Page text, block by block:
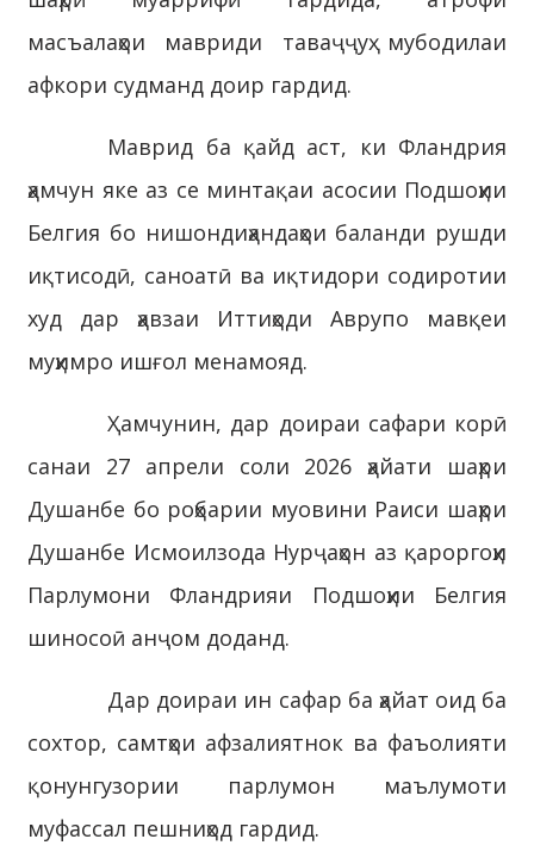
масъалаҳои мавриди таваҷҷуҳ мубодилаи
афкори судманд доир гардид.
Маврид ба қайд аст, ки Фландрия
ҳамчун яке аз се минтақаи асосии Подшоҳии
Белгия бо нишондиҳандаҳои баланди рушди
иқтисодӣ, саноатӣ ва иқтидори содиротии
худ дар ҳавзаи Иттиҳоди Аврупо мавқеи
муҳимро ишғол менамояд.
Ҳамчунин, дар доираи сафари корӣ
санаи 27 апрели соли 2026 ҳайати шаҳри
Душанбе бо роҳбарии муовини Раиси шаҳри
Душанбе Исмоилзода Нурҷаҳон аз қароргоҳи
Парлумони Фландрияи Подшоҳии Белгия
шиносоӣ анҷом доданд.
Дар доираи ин сафар ба ҳайат оид ба
сохтор, самтҳои афзалиятнок ва фаъолияти
қонунгузории парлумон маълумоти
муфассал пешниҳод гардид.